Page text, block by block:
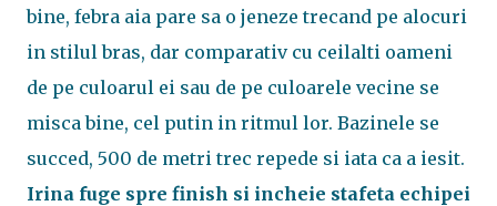
bine, febra aia pare sa o jeneze trecand pe alocuri
in stilul bras, dar comparativ cu ceilalti oameni
de pe culoarul ei sau de pe culoarele vecine se
misca bine, cel putin in ritmul lor. Bazinele se
succed, 500 de metri trec repede si iata ca a iesit.
Irina fuge spre finish si incheie stafeta echipei